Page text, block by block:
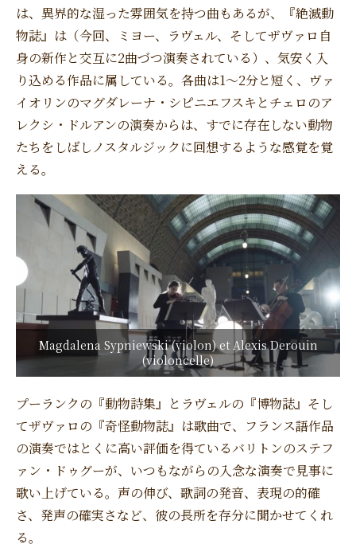
は、異界的な湿った雰囲気を持つ曲もあるが、『絶滅動
物誌』は（今回、ミヨー、ラヴェル、そしてザヴァロ自
身の新作と交互に2曲づつ演奏されている）、気安く入
り込める作品に属している。各曲は1〜2分と短く、ヴァ
イオリンのマグダレーナ・シピニエフスキとチェロのア
レクシ・ドルアンの演奏からは、すでに存在しない動物
たちをしばしノスタルジックに回想するような感覚を覚
える。
Magdalena Sypniewski (violon) et Alexis Derouin
(violoncelle)
プーランクの『動物詩集』とラヴェルの『博物誌』そし
てザヴァロの『奇怪動物誌』は歌曲で、フランス語作品
の演奏ではとくに高い評価を得ているバリトンのステフ
ァン・ドゥグーが、いつもながらの入念な演奏で見事に
歌い上げている。声の伸び、歌詞の発音、表現の的確
さ、発声の確実さなど、彼の長所を存分に聞かせてくれ
る。